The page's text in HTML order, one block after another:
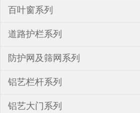
百叶窗系列
道路护栏系列
防护网及筛网系列
铝艺栏杆系列
铝艺大门系列